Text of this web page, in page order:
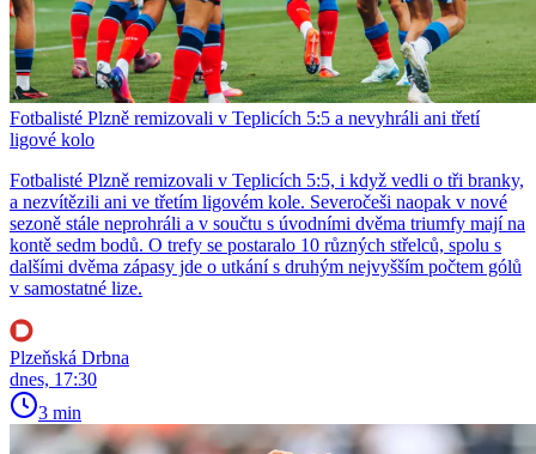
Fotbalisté Plzně remizovali v Teplicích 5:5 a nevyhráli ani třetí
ligové kolo
Fotbalisté Plzně remizovali v Teplicích 5:5, i když vedli o tři branky,
a nezvítězili ani ve třetím ligovém kole. Severočeši naopak v nové
sezoně stále neprohráli a v součtu s úvodními dvěma triumfy mají na
kontě sedm bodů. O trefy se postaralo 10 různých střelců, spolu s
dalšími dvěma zápasy jde o utkání s druhým nejvyšším počtem gólů
v samostatné lize.
Plzeňská Drbna
dnes, 17:30
3 min